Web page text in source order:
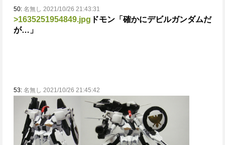
50: 名無し 2021/10/26 21:43:31
>1635251954849.jpg ドモン「確かにデビルガンダムだ
が…」
53: 名無し 2021/10/26 21:45:42